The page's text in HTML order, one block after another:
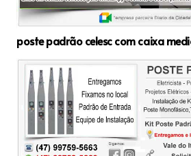
poste padrão celesc com caixa